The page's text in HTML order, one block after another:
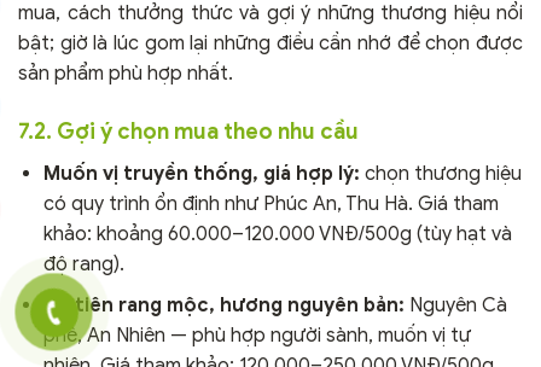
mua, cách thưởng thức và gợi ý những thương hiệu nổi
bật; giờ là lúc gom lại những điều cần nhớ để chọn được
sản phẩm phù hợp nhất.
7.2. Gợi ý chọn mua theo nhu cầu
Muốn vị truyền thống, giá hợp lý: chọn thương hiệu
có quy trình ổn định như Phúc An, Thu Hà. Giá tham
khảo: khoảng 60.000–120.000 VNĐ/500g (tùy hạt và
độ rang).
Ưu tiên rang mộc, hương nguyên bản: Nguyên Cà
phê, An Nhiên — phù hợp người sành, muốn vị tự